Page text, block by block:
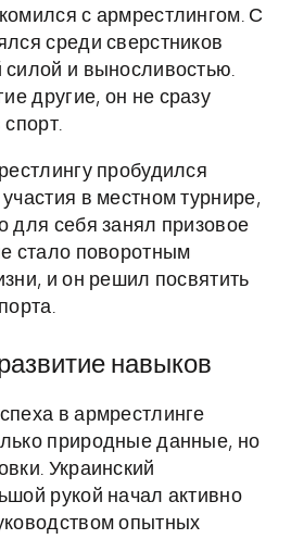
с армрестлингом. С
среди сверстников
силой и выносливостью.
другие, он не сразу
пробудился
в местном турнире,
для себя занял призовое
стало поворотным
и он решил посвятить
навыков
в армрестлинге
природные данные, но
Украинский
рукой начал активно
опытных